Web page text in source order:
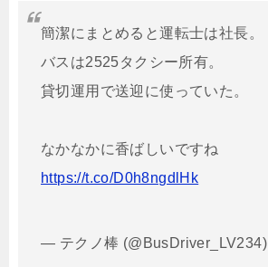
簡潔にまとめると運転士は社長。
バスは2525タクシー所有。
貸切運用で送迎に使っていた。
なかなかに香ばしいですね
https://t.co/D0h8ngdlHk
— テクノ棒 (@BusDriver_LV234)